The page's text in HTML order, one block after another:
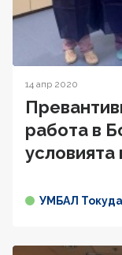
14 апр 2020
работа в
условията
УМБАЛ Токуда